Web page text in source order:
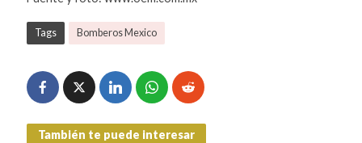
Tags Bomberos Mexico
También te puede interesar